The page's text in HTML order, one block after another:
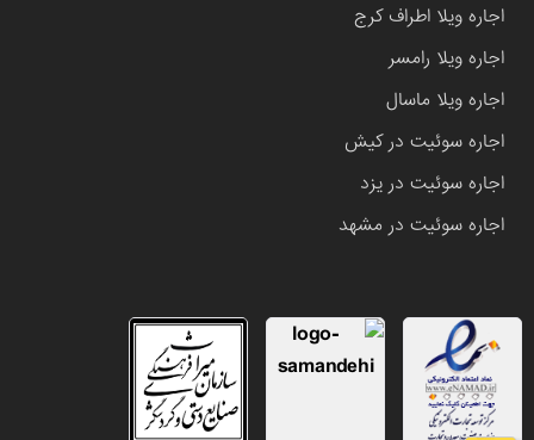
اجاره ویلا اطراف کرج
اجاره ویلا رامسر
اجاره ویلا ماسال
اجاره سوئیت در کیش
اجاره سوئیت در یزد
اجاره سوئیت در مشهد